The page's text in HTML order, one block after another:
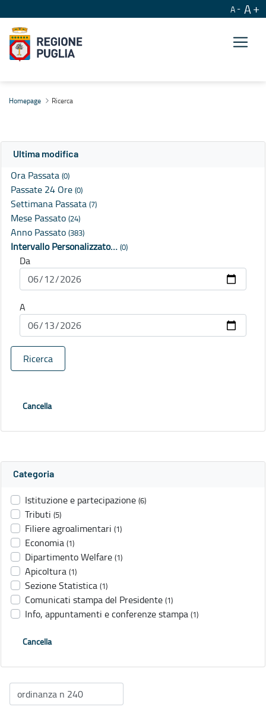
A A
Homepage Ricerca
Ultima modifica
Ora Passata (0)
Passate 24 Ore (0)
Settimana Passata (7)
Mese Passato (24)
Anno Passato (383)
Intervallo Personalizzato… (0)
Da
A
Ricerca
Cancella
Categoria
Istituzione e partecipazione (6)
Tributi (5)
Filiere agroalimentari (1)
Economia (1)
Dipartimento Welfare (1)
Apicoltura (1)
Sezione Statistica (1)
Comunicati stampa del Presidente (1)
Info, appuntamenti e conferenze stampa (1)
Cancella